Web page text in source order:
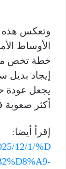
وتعكس هذه
الأوساط
خطة تخص
إيجاد
يجعل عودة
أكثر
إقرأ أيضا:
12/1/%D